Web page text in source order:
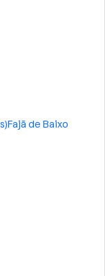
Fajã de Baixo